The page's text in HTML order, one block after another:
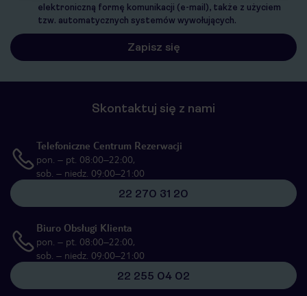
elektroniczną formę komunikacji (e-mail), także z użyciem
tzw. automatycznych systemów wywołujących.
Skontaktuj się z nami
Telefoniczne Centrum Rezerwacji
pon. – pt. 08:00–22:00,
sob. – niedz. 09:00–21:00
22 270 31 20
Biuro Obsługi Klienta
pon. – pt. 08:00–22:00,
sob. – niedz. 09:00–21:00
22 255 04 02